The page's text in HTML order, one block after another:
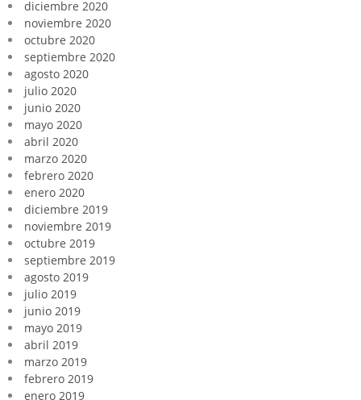
diciembre 2020
noviembre 2020
octubre 2020
septiembre 2020
agosto 2020
julio 2020
junio 2020
mayo 2020
abril 2020
marzo 2020
febrero 2020
enero 2020
diciembre 2019
noviembre 2019
octubre 2019
septiembre 2019
agosto 2019
julio 2019
junio 2019
mayo 2019
abril 2019
marzo 2019
febrero 2019
enero 2019